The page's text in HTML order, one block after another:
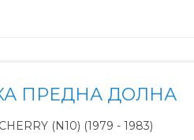
ПРЕДНА ДОЛНА
(N10) (1979 - 1983)